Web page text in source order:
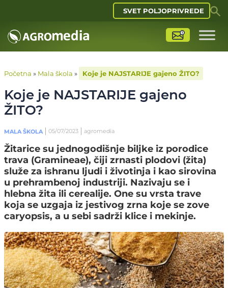
SVET POLJOPRIVREDE
Početna » Mala škola » Koje je NAJSTARIJE gajeno ŽITO?
Koje je NAJSTARIJE gajeno
ŽITO?
MALA ŠKOLA 05/07/2023 agromedia
Žitarice su jednogodišnje biljke iz porodice
trava (Gramineae), čiji zrnasti plodovi (žita)
služe za ishranu ljudi i životinja i kao sirovina
u prehrambenoj industriji. Nazivaju se i
hlebna žita ili cerealije. One su vrsta trave
koja se uzgaja iz jestivog zrna koje se zove
caryopsis, a u sebi sadrži klice i mekinje.